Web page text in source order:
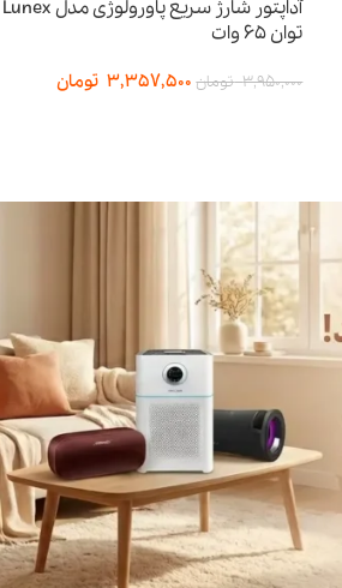
توان ۶۵ وات
3,950,000 تومان 3,357,500 تومان